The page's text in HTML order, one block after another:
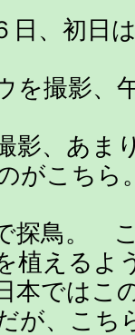
、初日
撮影、
影、あま
がこち
探鳥。
植えるよ
ではこ
が、こち